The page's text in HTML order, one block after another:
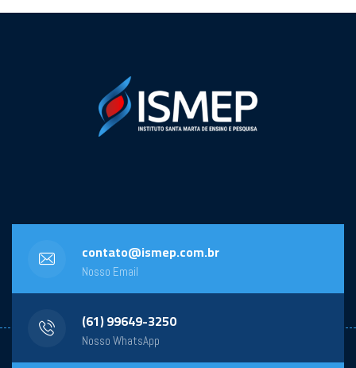
contato@ismep.com.br
Nosso Email
(61) 99649-3250
Nosso WhatsApp